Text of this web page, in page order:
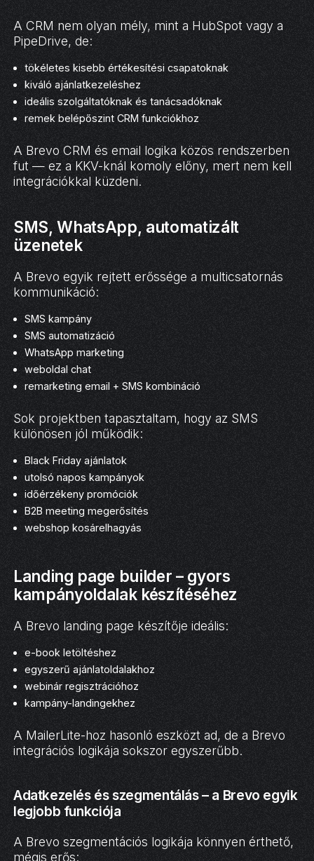
A CRM nem olyan mély, mint a HubSpot vagy a
PipeDrive, de:
tökéletes kisebb értékesítési csapatoknak
kiváló ajánlatkezeléshez
ideális szolgáltatóknak és tanácsadóknak
remek belépőszint CRM funkciókhoz
A Brevo CRM és email logika közös rendszerben
fut — ez a KKV-knál komoly előny, mert nem kell
integrációkkal küzdeni.
SMS, WhatsApp, automatizált
üzenetek
A Brevo egyik rejtett erőssége a multicsatornás
kommunikáció:
SMS kampány
SMS automatizáció
WhatsApp marketing
weboldal chat
remarketing email + SMS kombináció
Sok projektben tapasztaltam, hogy az SMS
különösen jól működik:
Black Friday ajánlatok
utolsó napos kampányok
időérzékeny promóciók
B2B meeting megerősítés
webshop kosárelhagyás
Landing page builder – gyors
kampányoldalak készítéséhez
A Brevo landing page készítője ideális:
e-book letöltéshez
egyszerű ajánlatoldalakhoz
webinár regisztrációhoz
kampány-landingekhez
A MailerLite-hoz hasonló eszközt ad, de a Brevo
integrációs logikája sokszor egyszerűbb.
Adatkezelés és szegmentálás – a Brevo egyik
legjobb funkciója
A Brevo szegmentációs logikája könnyen érthető,
mégis erős: